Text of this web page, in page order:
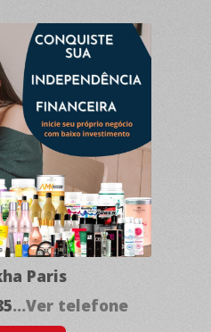
Paris
...Ver telefone